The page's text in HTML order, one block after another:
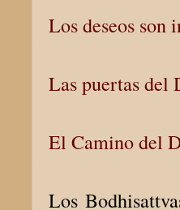
Los deseos
Las puertas del
El Camino del
Los